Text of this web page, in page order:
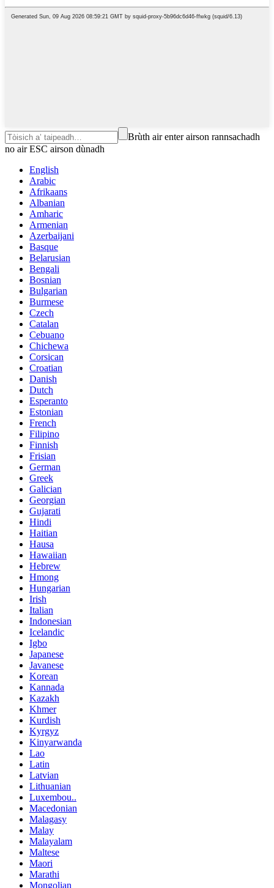
Brùth air enter airson rannsachadh
no air ESC airson dùnadh
English
Arabic
Afrikaans
Albanian
Amharic
Armenian
Azerbaijani
Basque
Belarusian
Bengali
Bosnian
Bulgarian
Burmese
Czech
Catalan
Cebuano
Chichewa
Corsican
Croatian
Danish
Dutch
Esperanto
Estonian
French
Filipino
Finnish
Frisian
German
Greek
Galician
Georgian
Gujarati
Hindi
Haitian
Hausa
Hawaiian
Hebrew
Hmong
Hungarian
Irish
Italian
Indonesian
Icelandic
Igbo
Japanese
Javanese
Korean
Kannada
Kazakh
Khmer
Kurdish
Kyrgyz
Kinyarwanda
Lao
Latin
Latvian
Lithuanian
Luxembou..
Macedonian
Malagasy
Malay
Malayalam
Maltese
Maori
Marathi
Mongolian